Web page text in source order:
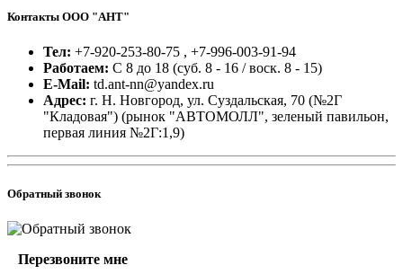
Контакты ООО "АНТ"
Тел: +7-920-253-80-75 , +7-996-003-91-94
Работаем: С 8 до 18 (суб. 8 - 16 / воск. 8 - 15)
E-Mail: td.ant-nn@yandex.ru
Адрес: г. Н. Новгород, ул. Суздальская, 70 (№2Г
"Кладовая") (рынок "АВТОМОЛЛ", зеленый павильон,
первая линия №2Г:1,9)
Обратный звонок
Перезвоните мне